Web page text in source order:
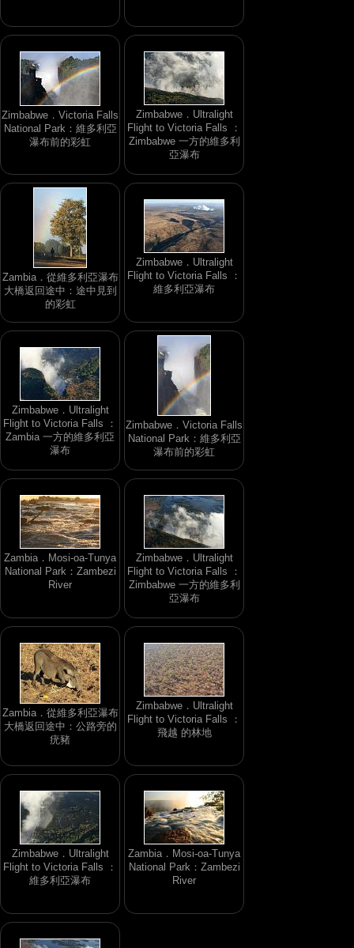
Zimbabwe．Victoria Falls
National Park：維多利亞
瀑布前的彩虹
Zimbabwe．Ultralight
Flight to Victoria Falls ：
Zimbabwe 一方的維多利
亞瀑布
Zambia．從維多利亞瀑布
大橋返回途中：途中見到
的彩虹
Zimbabwe．Ultralight
Flight to Victoria Falls ：
維多利亞瀑布
Zimbabwe．Ultralight
Flight to Victoria Falls ：
Zambia 一方的維多利亞
瀑布
Zimbabwe．Victoria Falls
National Park：維多利亞
瀑布前的彩虹
Zambia．Mosi-oa-Tunya
National Park：Zambezi
River
Zimbabwe．Ultralight
Flight to Victoria Falls ：
Zimbabwe 一方的維多利
亞瀑布
Zambia．從維多利亞瀑布
大橋返回途中：公路旁的
疣豬
Zimbabwe．Ultralight
Flight to Victoria Falls ：
飛越 的林地
Zimbabwe．Ultralight
Flight to Victoria Falls ：
維多利亞瀑布
Zambia．Mosi-oa-Tunya
National Park：Zambezi
River